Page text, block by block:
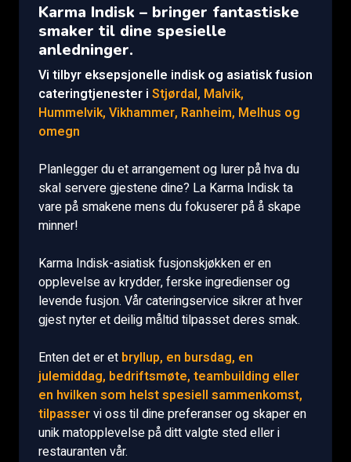
Karma Indisk – bringer fantastiske
smaker til dine spesielle
anledninger.
Vi tilbyr eksepsjonelle indisk og asiatisk fusion
cateringtjenester i Stjørdal, Malvik,
Hummelvik, Vikhammer, Ranheim, Melhus og
omegn
Planlegger du et arrangement og lurer på hva du
skal servere gjestene dine? La Karma Indisk ta
vare på smakene mens du fokuserer på å skape
minner!
Karma Indisk-asiatisk fusjonskjøkken er en
opplevelse av krydder, ferske ingredienser og
levende fusjon. Vår cateringservice sikrer at hver
gjest nyter et deilig måltid tilpasset deres smak.
Enten det er et bryllup, en bursdag, en
julemiddag, bedriftsmøte, teambuilding eller
en hvilken som helst spesiell sammenkomst,
tilpasservi oss til dine preferanser og skaper en
unik matopplevelse på ditt valgte sted eller i
restauranten vår.